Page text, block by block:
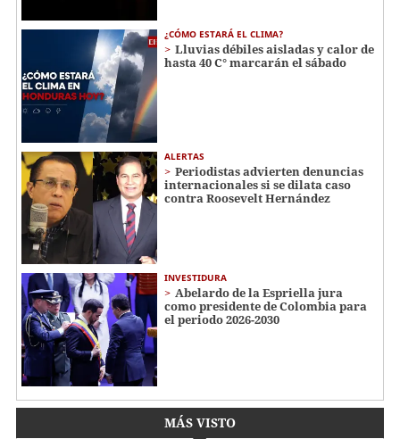
¿CÓMO ESTARÁ EL CLIMA?
Lluvias débiles aisladas y calor de
hasta 40 C° marcarán el sábado
ALERTAS
Periodistas advierten denuncias
internacionales si se dilata caso
contra Roosevelt Hernández
INVESTIDURA
Abelardo de la Espriella jura
como presidente de Colombia para
el periodo 2026-2030
MÁS VISTO